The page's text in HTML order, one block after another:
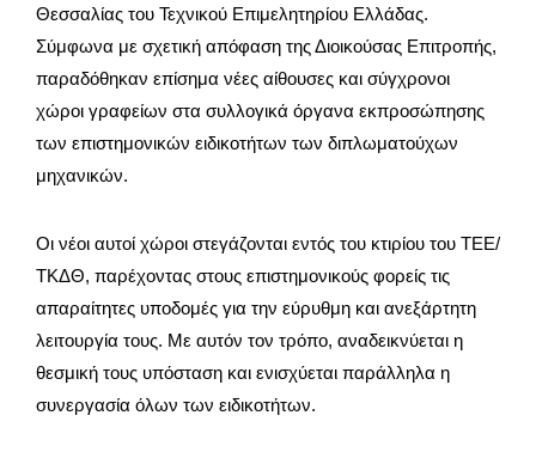
Θεσσαλίας του Τεχνικού Επιμελητηρίου Ελλάδας.
Σύμφωνα με σχετική απόφαση της Διοικούσας Επιτροπής,
παραδόθηκαν επίσημα νέες αίθουσες και σύγχρονοι
χώροι γραφείων στα συλλογικά όργανα εκπροσώπησης
των επιστημονικών ειδικοτήτων των διπλωματούχων
μηχανικών.
Οι νέοι αυτοί χώροι στεγάζονται εντός του κτιρίου του ΤΕΕ/
ΤΚΔΘ, παρέχοντας στους επιστημονικούς φορείς τις
απαραίτητες υποδομές για την εύρυθμη και ανεξάρτητη
λειτουργία τους. Με αυτόν τον τρόπο, αναδεικνύεται η
θεσμική τους υπόσταση και ενισχύεται παράλληλα η
συνεργασία όλων των ειδικοτήτων.